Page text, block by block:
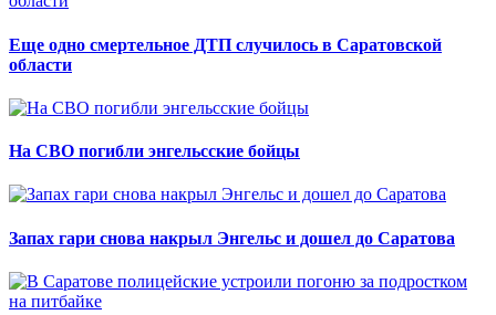
Еще одно смертельное ДТП случилось в Саратовской
области
На СВО погибли энгельсские бойцы
Запах гари снова накрыл Энгельс и дошел до Саратова